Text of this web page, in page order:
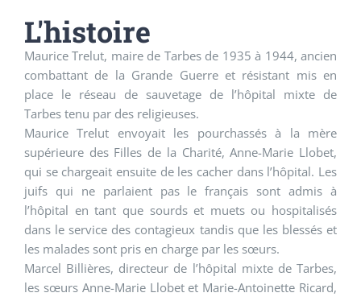
L'histoire
Maurice Trelut, maire de Tarbes de 1935 à 1944, ancien
combattant de la Grande Guerre et résistant mis en
place le réseau de sauvetage de l’hôpital mixte de
Tarbes tenu par des religieuses.
Maurice Trelut envoyait les pourchassés à la mère
supérieure des Filles de la Charité, Anne-Marie Llobet,
qui se chargeait ensuite de les cacher dans l’hôpital. Les
juifs qui ne parlaient pas le français sont admis à
l’hôpital en tant que sourds et muets ou hospitalisés
dans le service des contagieux tandis que les blessés et
les malades sont pris en charge par les sœurs.
Marcel Billières, directeur de l’hôpital mixte de Tarbes,
les sœurs Anne-Marie Llobet et Marie-Antoinette Ricard,